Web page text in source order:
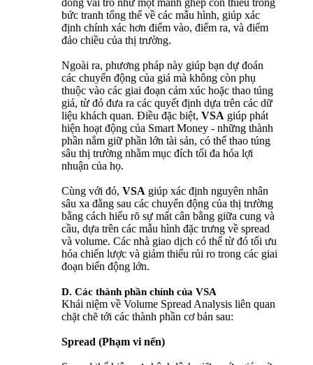
đóng vai trò như một mảnh ghép còn thiếu trong
bức tranh tổng thể về các mẫu hình, giúp xác
định chính xác hơn điểm vào, điểm ra, và điểm
đảo chiều của thị trường.
Ngoài ra, phương pháp này giúp bạn dự đoán
các chuyển động của giá mà không còn phụ
thuộc vào các giai đoạn cảm xúc hoặc thao túng
giá, từ đó đưa ra các quyết định dựa trên các dữ
liệu khách quan. Điều đặc biệt, VSA giúp phát
hiện hoạt động của Smart Money - những thành
phần nắm giữ phần lớn tài sản, có thể thao túng
sâu thị trường nhằm mục đích tối đa hóa lợi
nhuận của họ.
Cùng với đó, VSA giúp xác định nguyên nhân
sâu xa đằng sau các chuyển động của thị trường
bằng cách hiểu rõ sự mất cân bằng giữa cung và
cầu, dựa trên các mẫu hình đặc trưng về spread
và volume. Các nhà giao dịch có thể từ đó tối ưu
hóa chiến lược và giảm thiểu rủi ro trong các giai
đoạn biến động lớn.
D. Các thành phần chính của VSA
Khái niệm về Volume Spread Analysis liên quan
chặt chẽ tới các thành phần cơ bản sau:
Spread (Phạm vi nến)